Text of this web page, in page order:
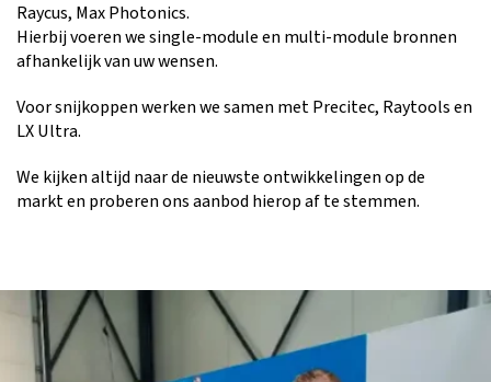
Raycus, Max Photonics.
Hierbij voeren we single-module en multi-module bronnen
afhankelijk van uw wensen.
Voor snijkoppen werken we samen met Precitec, Raytools en
LX Ultra.
We kijken altijd naar de nieuwste ontwikkelingen op de
markt en proberen ons aanbod hierop af te stemmen.